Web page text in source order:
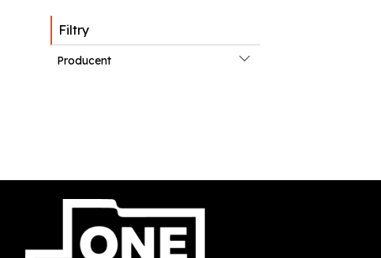
Filtry
Producent